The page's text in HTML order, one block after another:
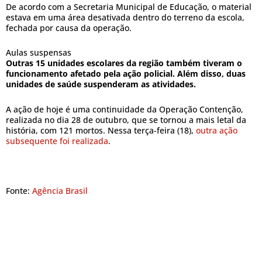
De acordo com a Secretaria Municipal de Educação, o material
estava em uma área desativada dentro do terreno da escola,
fechada por causa da operação.
Aulas suspensas
Outras 15 unidades escolares da região também tiveram o
funcionamento afetado pela ação policial. Além disso, duas
unidades de saúde suspenderam as atividades.
A ação de hoje é uma continuidade da Operação Contenção,
realizada no dia 28 de outubro, que se tornou a mais letal da
história, com 121 mortos. Nessa terça-feira (18), outra ação
subsequente foi realizada.
Fonte: Agência Brasil